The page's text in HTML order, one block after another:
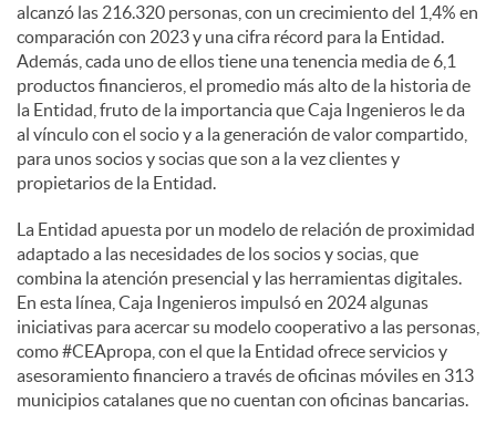
alcanzó las 216.320 personas, con un crecimiento del 1,4% en
comparación con 2023 y una cifra récord para la Entidad.
Además, cada uno de ellos tiene una tenencia media de 6,1
productos financieros, el promedio más alto de la historia de
la Entidad, fruto de la importancia que Caja Ingenieros le da
al vínculo con el socio y a la generación de valor compartido,
para unos socios y socias que son a la vez clientes y
propietarios de la Entidad.
La Entidad apuesta por un modelo de relación de proximidad
adaptado a las necesidades de los socios y socias, que
combina la atención presencial y las herramientas digitales.
En esta línea, Caja Ingenieros impulsó en 2024 algunas
iniciativas para acercar su modelo cooperativo a las personas,
como #CEApropa, con el que la Entidad ofrece servicios y
asesoramiento financiero a través de oficinas móviles en 313
municipios catalanes que no cuentan con oficinas bancarias.